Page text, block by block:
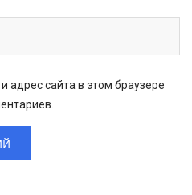
адрес сайта в этом браузере